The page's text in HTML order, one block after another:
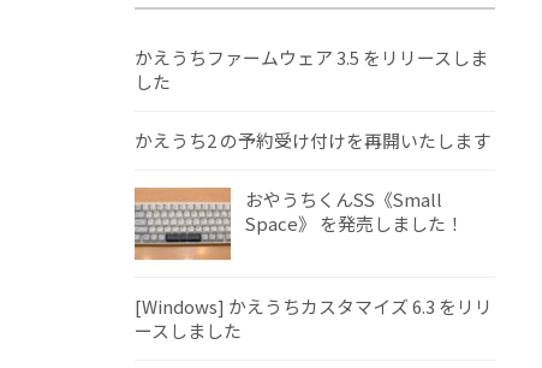
かえうちファームウェア 3.5 をリリースしま
した
かえうち2 の予約受け付けを再開いたします
おやうちくんSS《Small
Space》 を発売しました！
[Windows] かえうちカスタマイズ 6.3 をリリ
ースしました